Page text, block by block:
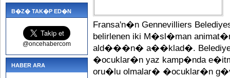
B�Z� TAK�P ED�N
@oncehabercom
HABER ARA
Fransa'n�n Gennevilliers
belirlenen iki M�sl�man
ald���n� a��klad�.
�ocuklar�n yaz kamp�nda
oru�lu olmalar� �ocuklar�n